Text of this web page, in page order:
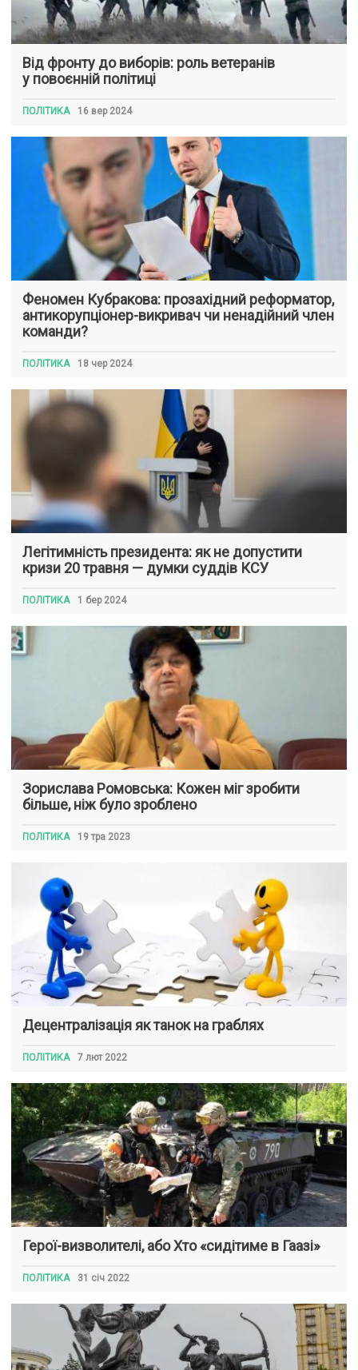
Від фронту до виборів: роль ветеранів
у повоєнній політиці
ПОЛІТИКА 16 вер 2024
Феномен Кубракова: прозахідний реформатор,
антикорупціонер-викривач чи ненадійний член
команди?
ПОЛІТИКА 18 чер 2024
Легітимність президента: як не допустити
кризи 20 травня — думки суддів КСУ
ПОЛІТИКА 1 бер 2024
Зорислава Ромовська: Кожен міг зробити
більше, ніж було зроблено
ПОЛІТИКА 19 тра 2023
Децентралізація як танок на граблях
ПОЛІТИКА 7 лют 2022
Герої-визволителі, або Хто «сидітиме в Гаазі»
ПОЛІТИКА 31 січ 2022